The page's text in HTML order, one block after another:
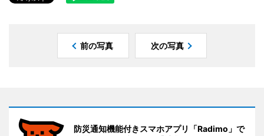
前の写真 次の写真
防災通知機能付きスマホアプリ「Radimo」で